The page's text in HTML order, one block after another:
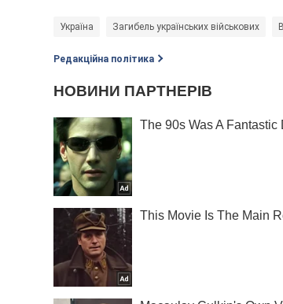
Україна Загибель українських військових
Редакційна політика